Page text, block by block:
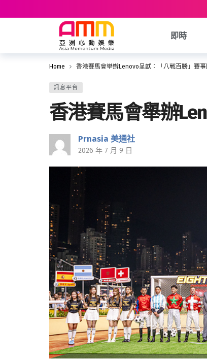
即時
Home 香港賽馬會舉辦Lenovo呈獻：「八戰百勝」賽
訊息平台
香港賽馬會舉辦
Prnasia 美通社
2026 年 7 月 9 日